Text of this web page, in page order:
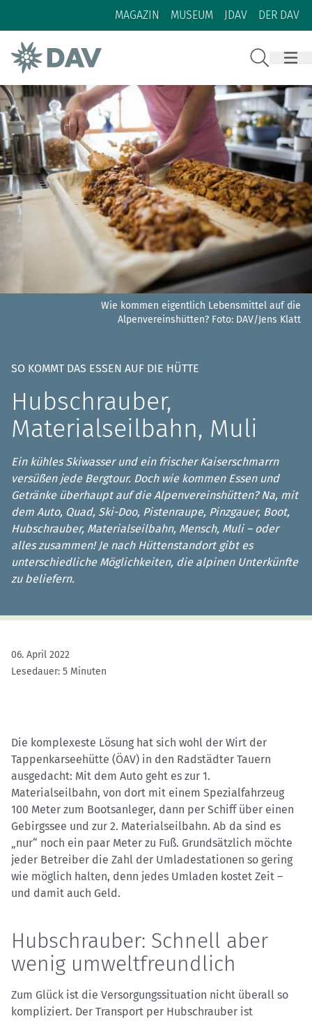
Zum Inhalt
Zur Footer-Navigation
MAGAZIN MUSEUM JDAV DER DAV
Wie kommen eigentlich Lebensmittel auf die
Alpenvereinshütten? Foto: DAV/Jens Klatt
SO KOMMT DAS ESSEN AUF DIE HÜTTE
Hubschrauber,
Materialseilbahn, Muli
Ein kühles Skiwasser und ein frischer Kaiserschmarrn
versüßen jede Bergtour. Doch wie kommen Essen und
Getränke überhaupt auf die Alpenvereinshütten? Na, mit
dem Auto, Quad, Ski-Doo, Pistenraupe, Pinzgauer, Boot,
Hubschrauber, Materialseilbahn, Mensch, Muli – oder
alles zusammen! Je nach Hüttenstandort gibt es
unterschiedliche Möglichkeiten, die alpinen Unterkünfte
zu beliefern.
06. April 2022
Lesedauer: 5 Minuten
Die komplexeste Lösung hat sich wohl der Wirt der
Tappenkarseehütte (ÖAV) in den Radstädter Tauern
ausgedacht: Mit dem Auto geht es zur 1.
Materialseilbahn, von dort mit einem Spezialfahrzeug
100 Meter zum Bootsanleger, dann per Schiff über einen
Gebirgssee und zur 2. Materialseilbahn. Ab da sind es
„nur“ noch ein paar Meter zu Fuß. Grundsätzlich möchte
jeder Betreiber die Zahl der Umladestationen so gering
wie möglich halten, denn jedes Umladen kostet Zeit –
und damit auch Geld.
Hubschrauber: Schnell aber
wenig umweltfreundlich
Zum Glück ist die Versorgungssituation nicht überall so
kompliziert. Der Transport per Hubschrauber ist